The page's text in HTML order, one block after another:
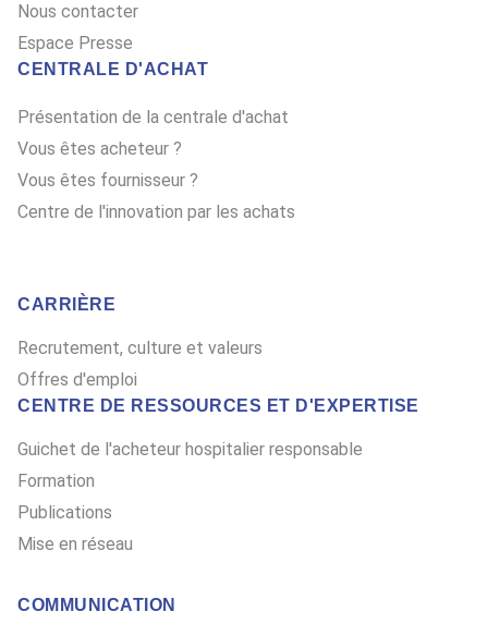
Nous contacter
Espace Presse
CENTRALE D'ACHAT
Présentation de la centrale d'achat
Vous êtes acheteur ?
Vous êtes fournisseur ?
Centre de l'innovation par les achats
CARRIÈRE
Recrutement, culture et valeurs
Offres d'emploi
CENTRE DE RESSOURCES ET D'EXPERTISE
Guichet de l'acheteur hospitalier responsable
Formation
Publications
Mise en réseau
COMMUNICATION